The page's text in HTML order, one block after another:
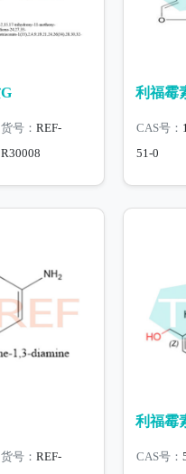
货号： REF-
R30008
利福霉
CAS号：
51-0
货号： REF-
利福霉
CAS号：